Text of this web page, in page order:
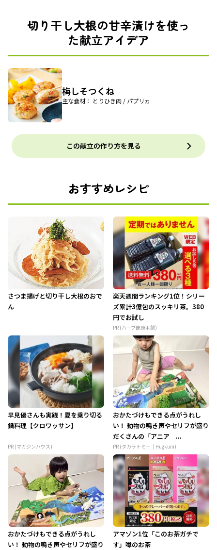
切り干し大根の甘辛漬けを使っ
た献立アイデア
梅しそつくね
主な食材： とりひき肉 / パプリカ
この献立の作り方を見る
おすすめレシピ
さつま揚げと切り干し大根のおで
ん
楽天週間ランキング1位！シリー
ズ累計3億包のスッキリ茶。380
円でお試し
PR (ハーブ健康本舗)
早見優さんも実践！夏を乗り切る
鍋料理【クロワッサン】
PR (マガジンハウス)
おかたづけもできる点がうれし
い！ 動物の鳴き声やセリフが盛り
だくさんの「アニア ...
PR (タカラトミー｜Hugkum)
おかたづけもできる点がうれし
い！ 動物の鳴き声やセリフが盛り
アマゾン1位「このお茶ガチで
す」噂のお茶